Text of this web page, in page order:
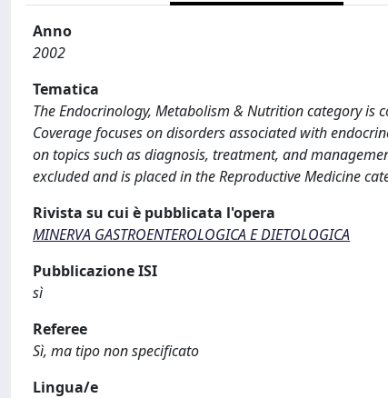
Anno
2002
Tematica
The Endocrinology, Metabolism & Nutrition category
Coverage focuses on disorders associated with
on topics such as diagnosis, treatment, and
excluded and is placed in the Reproductive Medicine
Rivista su cui è pubblicata l'opera
MINERVA GASTROENTEROLOGICA E DIETOLOGICA
Pubblicazione ISI
sì
Referee
Sì, ma tipo non specificato
Lingua/e